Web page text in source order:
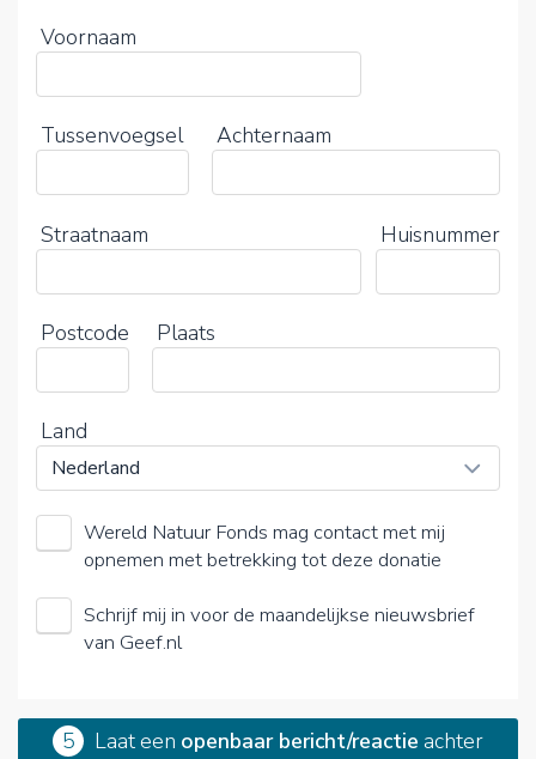
Voornaam
Tussenvoegsel Achternaam
Straatnaam Huisnummer
Postcode Plaats
Land
Wereld Natuur Fonds mag contact met mij
opnemen met betrekking tot deze donatie
Schrijf mij in voor de maandelijkse nieuwsbrief
van Geef.nl
5 Laat een openbaar bericht/reactie achter